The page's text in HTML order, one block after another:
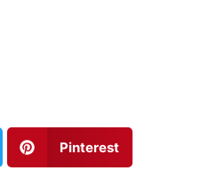
Pinterest